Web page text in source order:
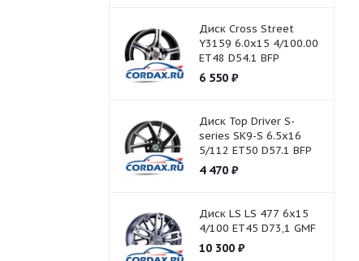
Диск Cross Street
Y3159 6.0x15 4/100.00
ET48 D54.1 BFP
6 550₽
Диск Top Driver S-
series SK9-S 6.5x16
5/112 ET50 D57.1 BFP
4 470₽
Диск LS LS 477 6x15
4/100 ET45 D73,1 GMF
10 300₽